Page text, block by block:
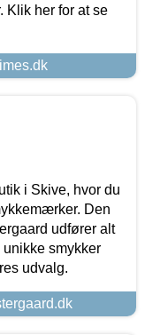
Klik her for at se
i Skive, hvor du
Den
udfører alt
unikke smykker
udvalg.